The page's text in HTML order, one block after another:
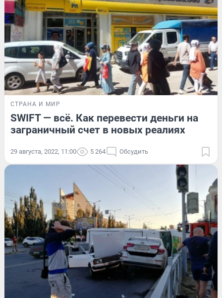
СТРАНА И МИР
SWIFT — всё. Как перевести деньги на
заграничный счет в новых реалиях
29 августа, 2022, 11:00 5 264 Обсудить